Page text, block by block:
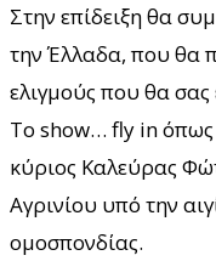
Στην επίδειξη θα
την Έλλαδα, που θα
ελιγμούς που θα
Το show… fly in όπως
κύριος Καλεύρας
Αγρινίου υπό την
ομοσπονδίας.